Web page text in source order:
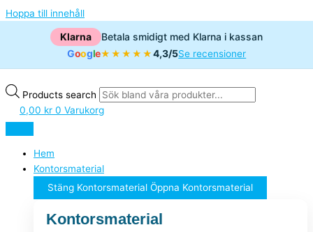
Hoppa till innehåll
Klarna
Betala smidigt med Klarna i kassan
Google★★★★★4,3/5Se recensioner
Products search
0,00 kr 0 Varukorg
Hem
Kontorsmaterial
Stäng Kontorsmaterial Öppna Kontorsmaterial
Kontorsmaterial